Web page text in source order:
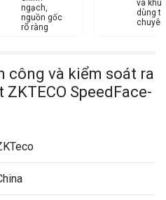
ngạch,
nguồn gốc
rõ ràng
và
dùng từ
công và kiểm soát ra
SpeedFace-